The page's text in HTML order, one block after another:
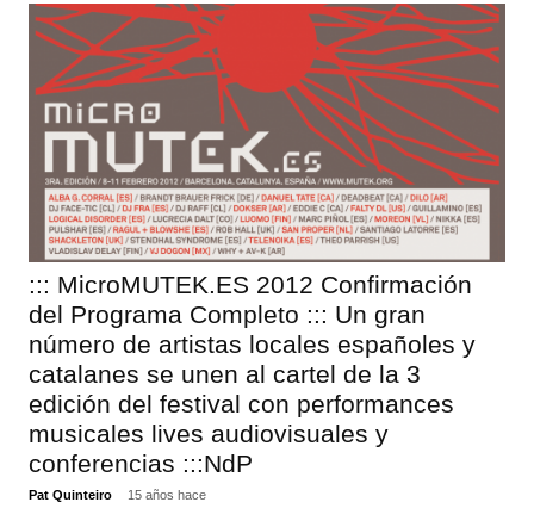
::: MicroMUTEK.ES 2012 Confirmación
del Programa Completo ::: Un gran
número de artistas locales españoles y
catalanes se unen al cartel de la 3
edición del festival con performances
musicales lives audiovisuales y
conferencias :::NdP
Pat Quinteiro 15 años hace